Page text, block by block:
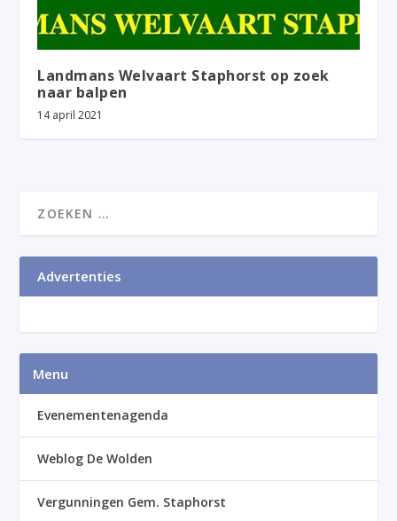
Landmans Welvaart Staphorst op zoek
naar balpen
14 april 2021
Advertenties
Menu
Evenementenagenda
Weblog De Wolden
Vergunningen Gem. Staphorst